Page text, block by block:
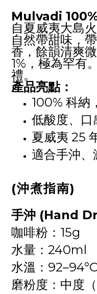
Mulvadi 100%
自夏威夷大島
自然帶甜味，
香，餘韻清爽
1%，極為罕有
禮。
產品亮點：
100% 科納
低酸度、口
夏威夷 25
適合手沖、
(沖煮指南)
手沖 (Hand
咖啡粉：15g
水量：240ml
水溫：92–94°C
磨粉度：中度（